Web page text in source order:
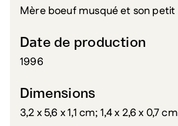
Mère boeuf musqué et son petit
Date de production
1996
Dimensions
3,2 x 5,6 x 1,1 cm; 1,4 x 2,6 x 0,7 cm